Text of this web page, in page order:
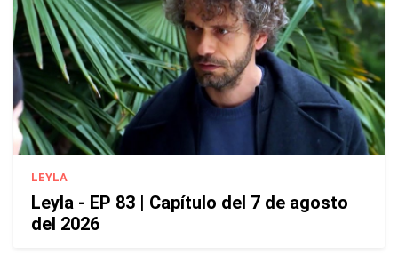
LEYLA
Leyla - EP 83 | Capítulo del 7 de agosto
del 2026